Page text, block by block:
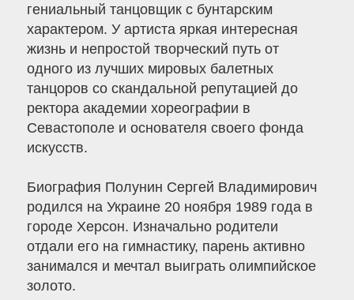
гениальный танцовщик с бунтарским
характером. У артиста яркая интересная
жизнь и непростой творческий путь от
одного из лучших мировых балетных
танцоров со скандальной репутацией до
ректора академии хореографии в
Севастополе и основателя своего фонда
искусств.
Биография Полунин Сергей Владимирович
родился на Украине 20 ноября 1989 года в
городе Херсон. Изначально родители
отдали его на гимнастику, парень активно
занимался и мечтал выиграть олимпийское
золото.